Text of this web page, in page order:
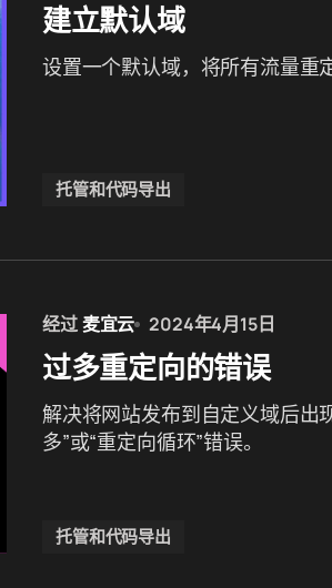
建立默认域
设置一个默认域，将所有流量重
托管和代码导出
经过麦宜云 2024年4月15日
过多重定向的错误
解决将网站发布到自定义域后出
多”或“重定向循环”错误。
托管和代码导出